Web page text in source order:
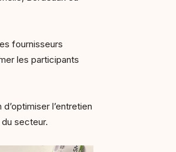
fournisseurs
les participants
l’entretien
secteur.